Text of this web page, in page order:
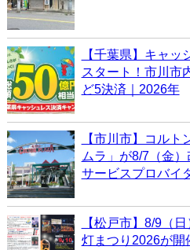
【千葉県】キャ
スタート！市川市
ど5決済｜2026年
【市川市】コルト
ムラ」が8/7（金
サービスプロバイ
【松戸市】8/9（
灯まつり2026が開